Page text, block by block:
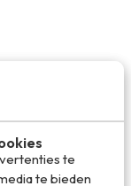
te
te bieden